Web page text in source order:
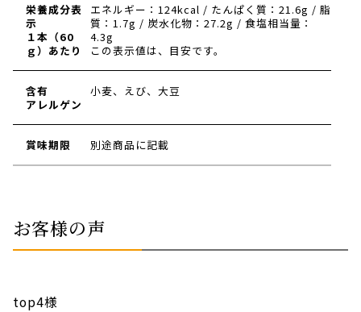
栄養成分表
示
１本（60
ｇ）あたり
エネルギー：124kcal / たんぱく質：21.6g / 脂
質：1.7g / 炭水化物：27.2g / 食塩相当量：
4.3g
この表示値は、目安です。
含有
アレルゲン
小麦、えび、大豆
賞味期限 別途商品に記載
お客様の声
top4様